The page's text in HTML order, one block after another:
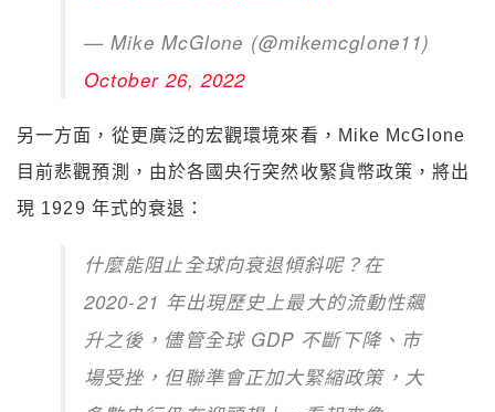
— Mike McGlone (@mikemcglone11)
October 26, 2022
另一方面，從更廣泛的宏觀環境來看，Mike McGlone
目前悲觀預測，由於各國央行突然收緊貨幣政策，將出
現 1929 年式的衰退：
什麼能阻止全球向衰退傾斜呢？在
2020-21 年出現歷史上最大的流動性飆
升之後，儘管全球 GDP 不斷下降、市
場受挫，但聯準會正加大緊縮政策，大